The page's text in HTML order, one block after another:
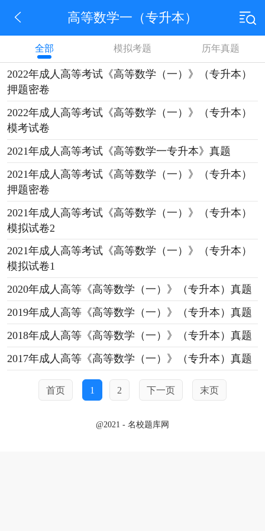
高等数学一（专升本）
全部 模拟考题 历年真题
2022年成人高等考试《高等数学（一）》（专升本）
押题密卷
2022年成人高等考试《高等数学（一）》（专升本）
模考试卷
2021年成人高等考试《高等数学一专升本》真题
2021年成人高等考试《高等数学（一）》（专升本）
押题密卷
2021年成人高等考试《高等数学（一）》（专升本）
模拟试卷2
2021年成人高等考试《高等数学（一）》（专升本）
模拟试卷1
2020年成人高等《高等数学（一）》（专升本）真题
2019年成人高等《高等数学（一）》（专升本）真题
2018年成人高等《高等数学（一）》（专升本）真题
2017年成人高等《高等数学（一）》（专升本）真题
首页 1 2 下一页 末页
@2021 - 名校题库网